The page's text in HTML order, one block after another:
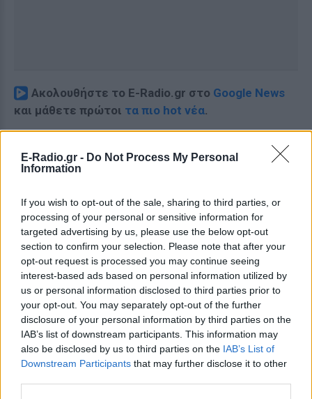
E-Radio.gr - Do Not Process My Personal
Information
If you wish to opt-out of the sale, sharing to third parties, or
processing of your personal or sensitive information for
targeted advertising by us, please use the below opt-out
section to confirm your selection. Please note that after your
opt-out request is processed you may continue seeing
interest-based ads based on personal information utilized by
us or personal information disclosed to third parties prior to
your opt-out. You may separately opt-out of the further
disclosure of your personal information by third parties on the
IAB’s list of downstream participants. This information may
also be disclosed by us to third parties on the IAB’s List of
Downstream Participants that may further disclose it to other
Ακολουθήστε το E-Radio.gr στο Google News
και μάθετε πρώτοι τα πιο hot νέα.
ειδήσεωντου E-Daily.gr
ΔΙΑΦΗΜΙΣΗ